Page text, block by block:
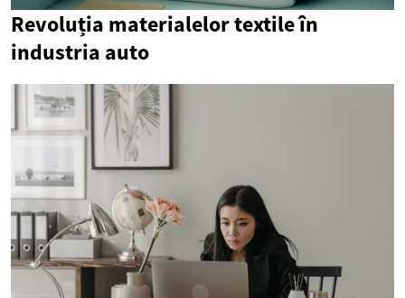
Revoluția materialelor textile în
industria auto